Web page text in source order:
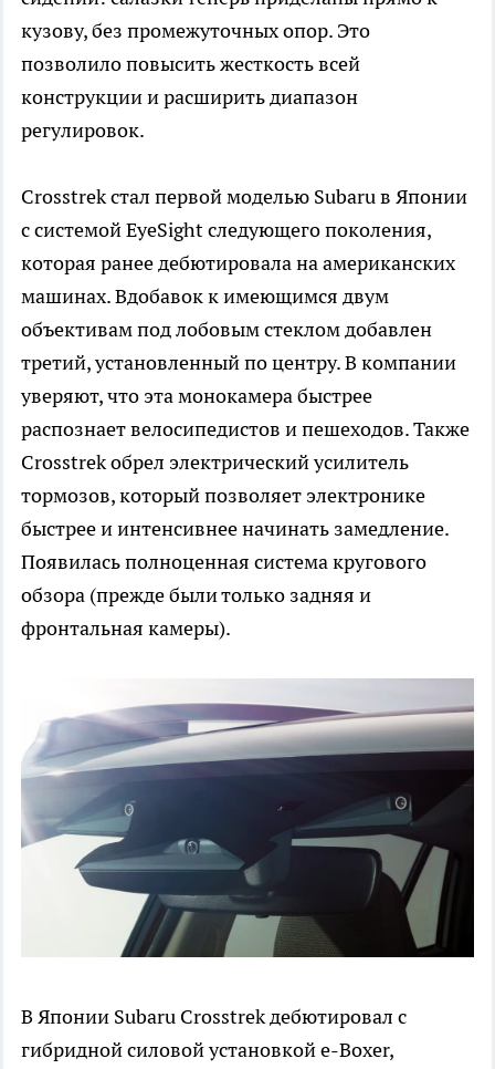
кузову, без промежуточных опор. Это
позволило повысить жесткость всей
конструкции и расширить диапазон
регулировок.
Crosstrek стал первой моделью Subaru в Японии
с системой EyeSight следующего поколения,
которая ранее дебютировала на американских
машинах. Вдобавок к имеющимся двум
объективам под лобовым стеклом добавлен
третий, установленный по центру. В компании
уверяют, что эта монокамера быстрее
распознает велосипедистов и пешеходов. Также
Crosstrek обрел электрический усилитель
тормозов, который позволяет электронике
быстрее и интенсивнее начинать замедление.
Появилась полноценная система кругового
обзора (прежде были только задняя и
фронтальная камеры).
В Японии Subaru Crosstrek дебютировал с
гибридной силовой установкой e-Boxer,